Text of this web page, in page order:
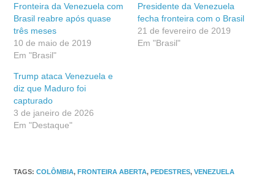
Fronteira da Venezuela com
Brasil reabre após quase
três meses
10 de maio de 2019
Em "Brasil"
Presidente da Venezuela
fecha fronteira com o Brasil
21 de fevereiro de 2019
Em "Brasil"
Trump ataca Venezuela e
diz que Maduro foi
capturado
3 de janeiro de 2026
Em "Destaque"
TAGS:COLÔMBIA, FRONTEIRA ABERTA, PEDESTRES, VENEZUELA